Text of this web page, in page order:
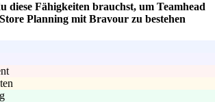
diese Fähigkeiten brauchst, um Teamhead
Planning mit Bravour zu bestehen